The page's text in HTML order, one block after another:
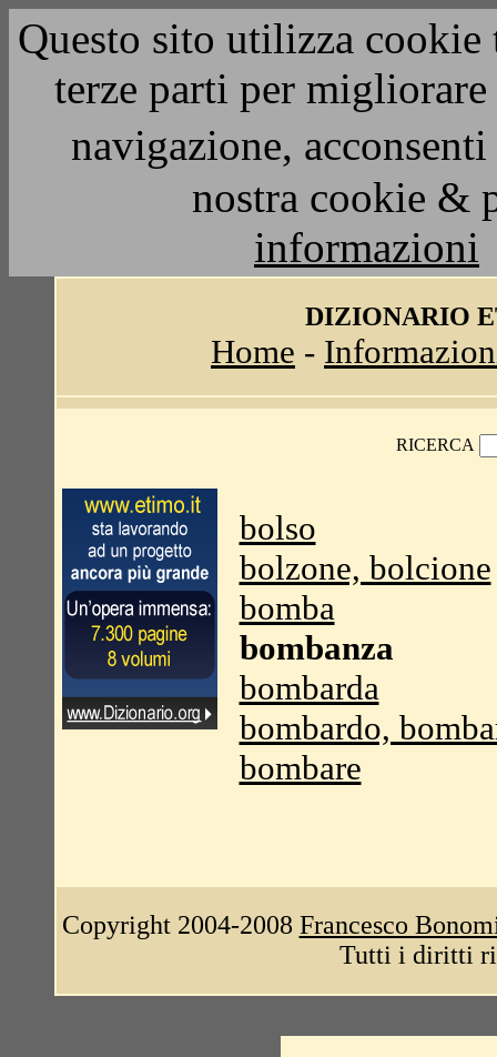
Questo sito utilizza
terze parti per
navigazione,
nostra cookie &
informazioni
DIZIONARIO
Home -
RICERCA
bolso
bolzone, bolcione
bomba
bombanza
bombarda
bombardo,
bombare
Copyright 2004-2008 Francesco
Tutti i diritti